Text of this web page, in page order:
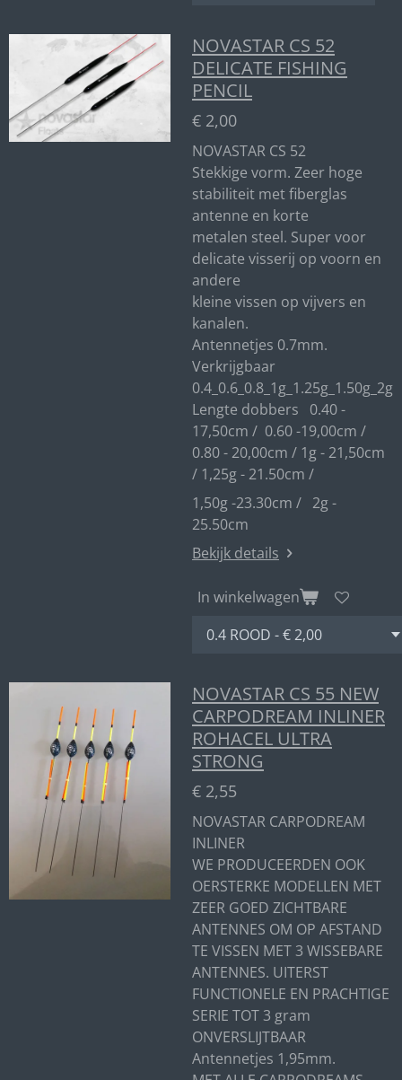
NOVASTAR CS 52
DELICATE FISHING
PENCIL
€ 2,00
NOVASTAR CS 52
Stekkige vorm. Zeer hoge
stabiliteit met fiberglas
antenne en korte
metalen steel. Super voor
delicate visserij op voorn en
andere
kleine vissen op vijvers en
kanalen.
Antennetjes 0.7mm.
Verkrijgbaar
0.4_0.6_0.8_1g_1.25g_1.50g_2g
Lengte dobbers 0.40 -
17,50cm / 0.60 -19,00cm /
0.80 - 20,00cm / 1g - 21,50cm
/ 1,25g - 21.50cm /
1,50g -23.30cm / 2g -
25.50cm
Bekijk details
In winkelwagen
NOVASTAR CS 55 NEW
CARPODREAM INLINER
ROHACEL ULTRA
STRONG
€ 2,55
NOVASTAR CARPODREAM
INLINER
WE PRODUCEERDEN OOK
OERSTERKE MODELLEN MET
ZEER GOED ZICHTBARE
ANTENNES OM OP AFSTAND
TE VISSEN MET 3 WISSEBARE
ANTENNES. UITERST
FUNCTIONELE EN PRACHTIGE
SERIE TOT 3 gram
ONVERSLIJTBAAR
Antennetjes 1,95mm.